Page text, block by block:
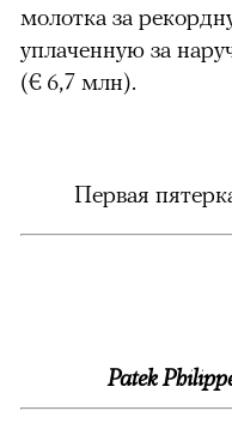
молотка за
уплаченную за
(€ 6,7 млн).
Первая
Patek